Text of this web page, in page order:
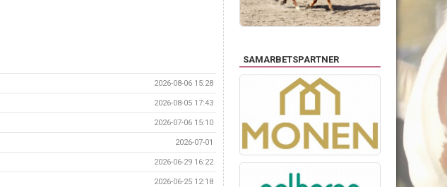
2026-08-06 15:28
2026-08-05 17:43
2026-07-06 15:10
2026-07-01
2026-06-29 16:22
2026-06-25 12:18
SAMARBETSPARTNER